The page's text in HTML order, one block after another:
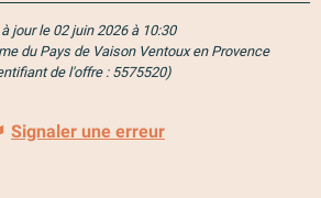
jour le 02 juin 2026 à 10:30
du Pays de Vaison Ventoux en Provence
de l'offre :5575520)
Signaler une erreur